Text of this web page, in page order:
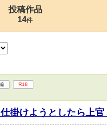
投稿作品
14件
R18
掛けようとしたら上官